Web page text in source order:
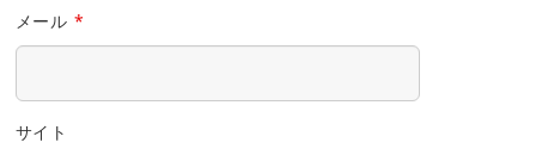
メール *
サイト